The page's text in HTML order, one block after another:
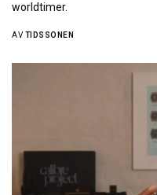
worldtimer.
AV TIDSSONEN